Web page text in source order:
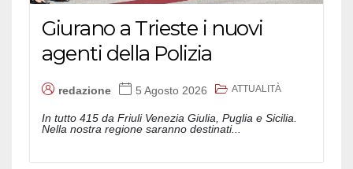
Giurano a Trieste i nuovi
agenti della Polizia
redazione 5 Agosto 2026 ATTUALITÀ
In tutto 415 da Friuli Venezia Giulia, Puglia e Sicilia.
Nella nostra regione saranno destinati...